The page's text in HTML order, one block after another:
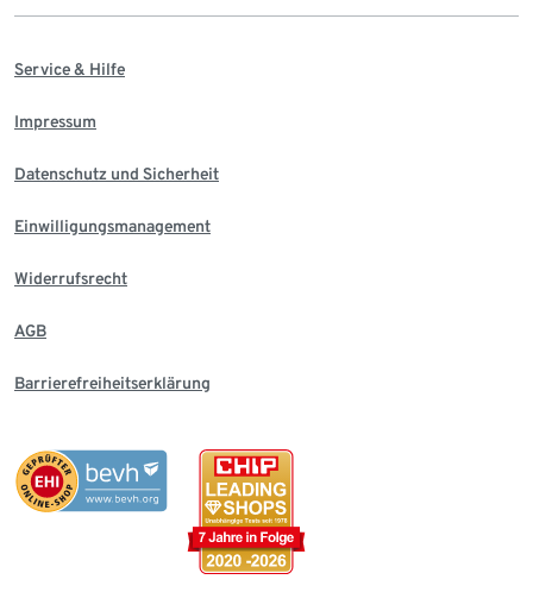
Service & Hilfe
Impressum
Datenschutz und Sicherheit
Einwilligungsmanagement
Widerrufsrecht
AGB
Barrierefreiheitserklärung